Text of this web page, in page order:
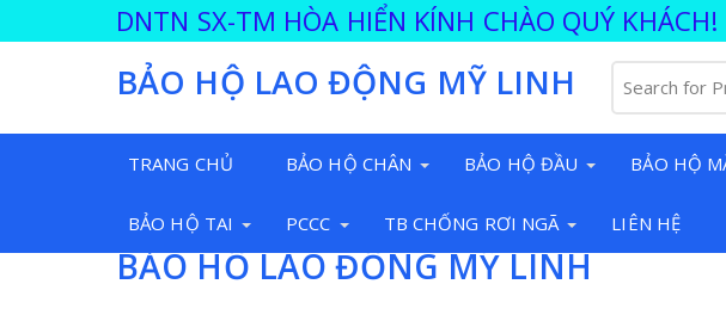
DNTN SX-TM HÒA HIỂN KÍNH CHÀO QUÝ KHÁCH!
BẢO HỘ LAO ĐỘNG MỸ LINH
TRANG CHỦ BẢO HỘ CHÂN BẢO HỘ ĐẦU BẢO HỘ
BẢO HỘ TAI PCCC TB CHỐNG RƠI NGÃ LIÊN HỆ
BẢO HỘ LAO ĐỘNG MỸ LINH